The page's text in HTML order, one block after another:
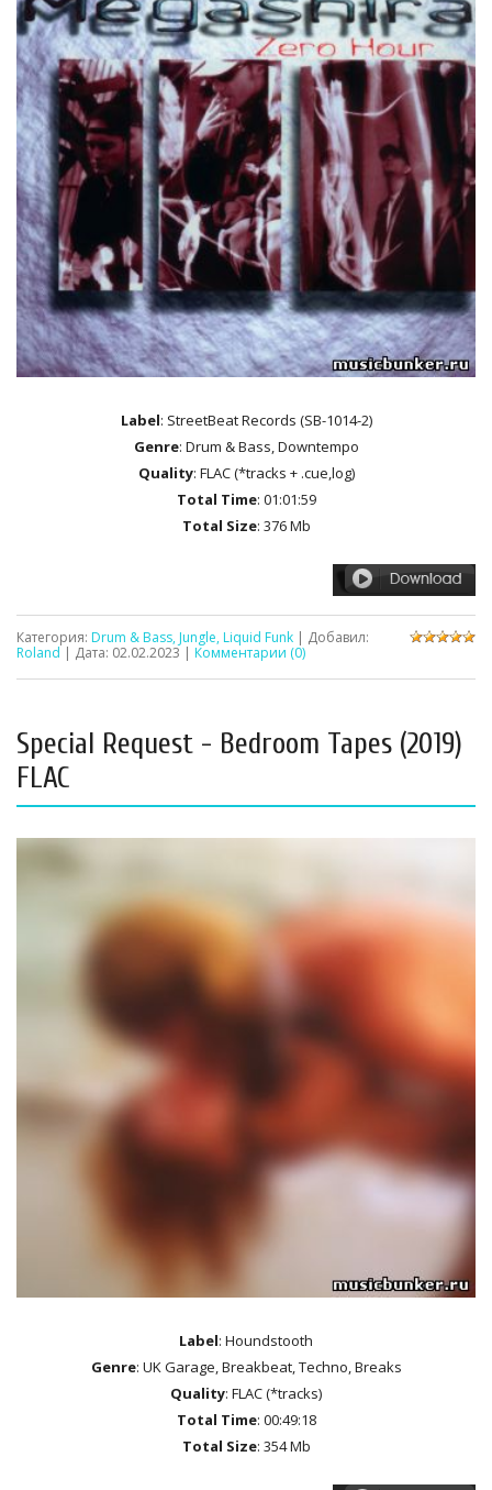
Label: StreetBeat Records (SB-1014-2)
Genre: Drum & Bass, Downtempo
Quality: FLAC (*tracks + .cue,log)
Total Time: 01:01:59
Total Size: 376 Mb
Категория: Drum & Bass, Jungle, Liquid Funk | Добавил:
Roland | Дата: 02.02.2023 | Комментарии (0)
Special Request - Bedroom Tapes (2019)
FLAC
Label: Houndstooth
Genre: UK Garage, Breakbeat, Techno, Breaks
Quality: FLAC (*tracks)
Total Time: 00:49:18
Total Size: 354 Mb